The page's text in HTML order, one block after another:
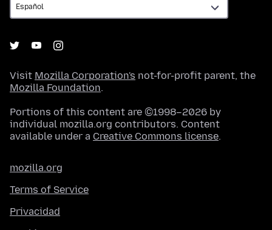
Visit Mozilla Corporation's not-for-profit parent, the
Mozilla Foundation.
Portions of this content are ©1998–2026 by
individual mozilla.org contributors. Content
available under a Creative Commons license.
mozilla.org
Terms of Service
Privacidad